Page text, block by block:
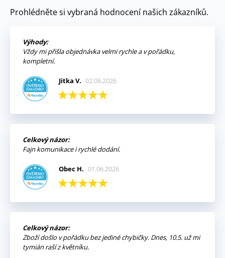
Prohlédněte si vybraná hodnocení našich zákazníků.
Výhody:
Vždy mi přišla objednávka velmi rychle a v pořádku,
kompletní.
Jitka V. 02.06.2026
Celkový názor:
Fajn komunikace i rychlé dodání.
Obec H. 01.06.2026
Celkový názor:
Zboží došlo v pořádku bez jediné chybičky. Dnes, 10.5. už mi
tymián raší z květníku.